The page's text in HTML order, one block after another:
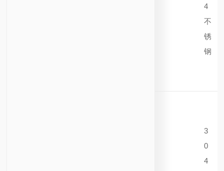
4
不
锈
钢
3
0
4